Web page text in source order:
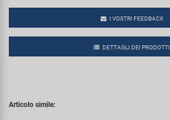
I VOSTRI FEEDBACK
DETTAGLI DEI PRODOTTI
Articolo simile: